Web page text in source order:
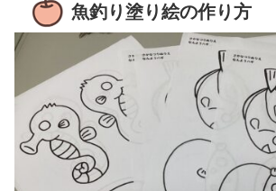
魚釣り塗り絵の作り方